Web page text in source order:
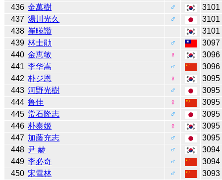
436 金萬樹 ♂
3101
437 湯川光久 ♂
3101
438 崔暎讚
3101
439 林士勛 ♂
3097
440 金恵敏 ♀
3096
441 李华嵩 ♂
3096
442 朴ジ恩 ♀
3095
443 河野光樹 ♂
3095
444 鲁佳 ♀
3095
445 常石隆志 ♂
3095
446 朴泰姬 ♀
3095
447 加藤充志 ♂
3095
448 尹 赫 ♂
3094
449 李必奇 ♂
3094
450 宋雪林 ♂
3093